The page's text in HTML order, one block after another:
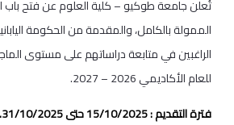
الممولة بالكامل، والمقدمة من الحكومة
الراغبين في متابعة دراساتهم على مستوى
للعام الأكاديمي 2026 – 2027.
فترة التقديم : 15/10/2025 حتى 31/10/2025.